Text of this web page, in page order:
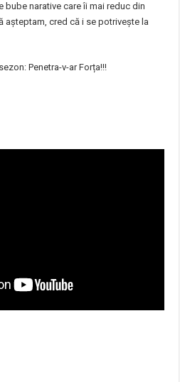
bube narative care îi mai reduc din
așteptam, cred că i se potrivește la
Penetra-v-ar Forța!!!